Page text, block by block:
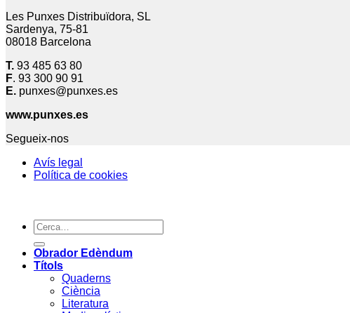
Les Punxes Distribuïdora, SL
Sardenya, 75-81
08018 Barcelona
T. 93 485 63 80
F. 93 300 90 91
E. punxes@punxes.es
www.punxes.es
Segueix-nos
Avís legal
Política de cookies
Cerca:
Obrador Edèndum
Títols
Quaderns
Ciència
Literatura